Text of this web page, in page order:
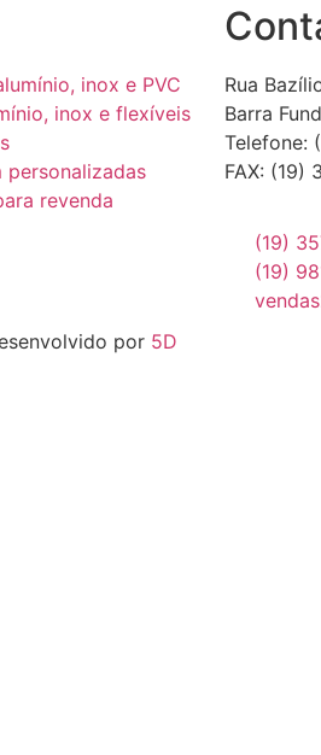
inox e PVC
inox e flexíveis
personalizadas
revenda
Rua
Barra
Telefone:
FAX: (19)
(19)
(19)
por 5D